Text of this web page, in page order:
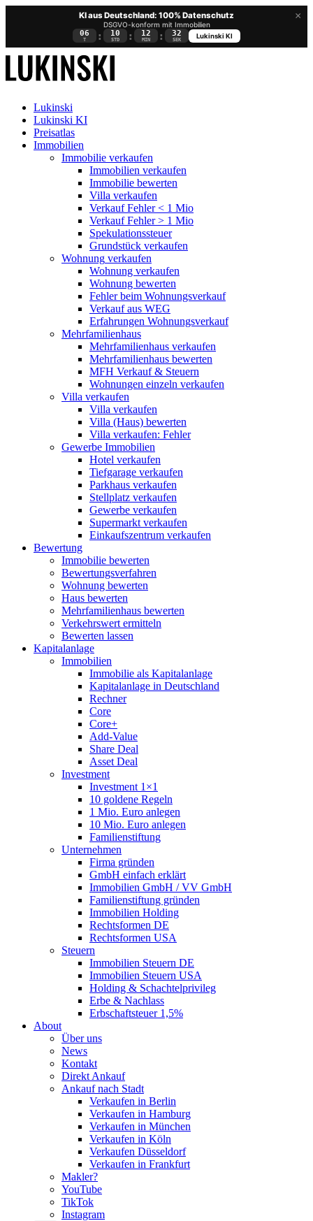
×
KI aus Deutschland: 100% Datenschutz
DSGVO-konform mit Immobilien
06
T : 10
STD : 12
MIN : 31
SEK
Lukinski KI
Lukinski
Lukinski KI
Preisatlas
Immobilien
Immobilie verkaufen
Immobilien verkaufen
Immobilie bewerten
Villa verkaufen
Verkauf Fehler < 1 Mio
Verkauf Fehler > 1 Mio
Spekulationssteuer
Grundstück verkaufen
Wohnung verkaufen
Wohnung verkaufen
Wohnung bewerten
Fehler beim Wohnungsverkauf
Verkauf aus WEG
Erfahrungen Wohnungsverkauf
Mehrfamilienhaus
Mehrfamilienhaus verkaufen
Mehrfamilienhaus bewerten
MFH Verkauf & Steuern
Wohnungen einzeln verkaufen
Villa verkaufen
Villa verkaufen
Villa (Haus) bewerten
Villa verkaufen: Fehler
Gewerbe Immobilien
Hotel verkaufen
Tiefgarage verkaufen
Parkhaus verkaufen
Stellplatz verkaufen
Gewerbe verkaufen
Supermarkt verkaufen
Einkaufszentrum verkaufen
Bewertung
Immobilie bewerten
Bewertungsverfahren
Wohnung bewerten
Haus bewerten
Mehrfamilienhaus bewerten
Verkehrswert ermitteln
Bewerten lassen
Kapitalanlage
Immobilien
Immobilie als Kapitalanlage
Kapitalanlage in Deutschland
Rechner
Core
Core+
Add-Value
Share Deal
Asset Deal
Investment
Investment 1×1
10 goldene Regeln
1 Mio. Euro anlegen
10 Mio. Euro anlegen
Familienstiftung
Unternehmen
Firma gründen
GmbH einfach erklärt
Immobilien GmbH / VV GmbH
Familienstiftung gründen
Immobilien Holding
Rechtsformen DE
Rechtsformen USA
Steuern
Immobilien Steuern DE
Immobilien Steuern USA
Holding & Schachtelprivileg
Erbe & Nachlass
Erbschaftsteuer 1,5%
About
Über uns
News
Kontakt
Direkt Ankauf
Ankauf nach Stadt
Verkaufen in Berlin
Verkaufen in Hamburg
Verkaufen in München
Verkaufen in Köln
Verkaufen Düsseldorf
Verkaufen in Frankfurt
Makler?
YouTube
TikTok
Instagram